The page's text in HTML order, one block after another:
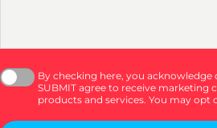
By checking here, you acknowledge
SUBMIT agree to receive
products and services. You may opt